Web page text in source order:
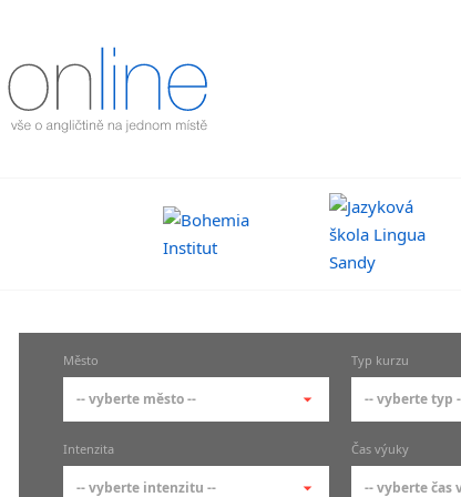
Město
-- vyberte město --
-- vyberte město --
pražské městské části
Typ kurzu
-- vyberte typ
-- vyberte
základní
Intenzita
-- vyberte intenzitu --
Čas výuky
-- vyberte čas